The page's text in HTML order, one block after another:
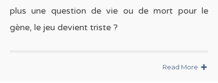
plus une question de vie ou de mort pour le
gène, le jeu devient triste ?
Read More